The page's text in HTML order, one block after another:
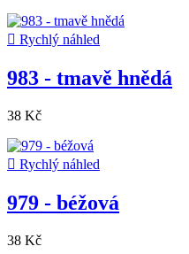
 Rychlý náhled
983 - tmavě hnědá
38 Kč
 Rychlý náhled
979 - béžová
38 Kč